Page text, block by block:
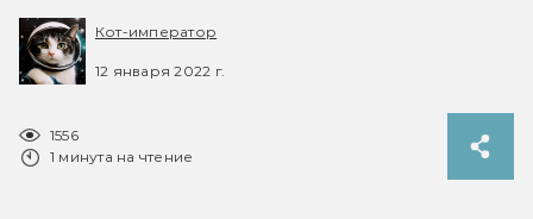
Кот-император
12 января 2022 г.
1556
1 минута на чтение